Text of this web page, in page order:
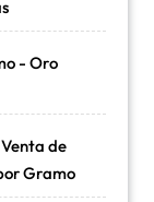
- Oro
de
Gramo